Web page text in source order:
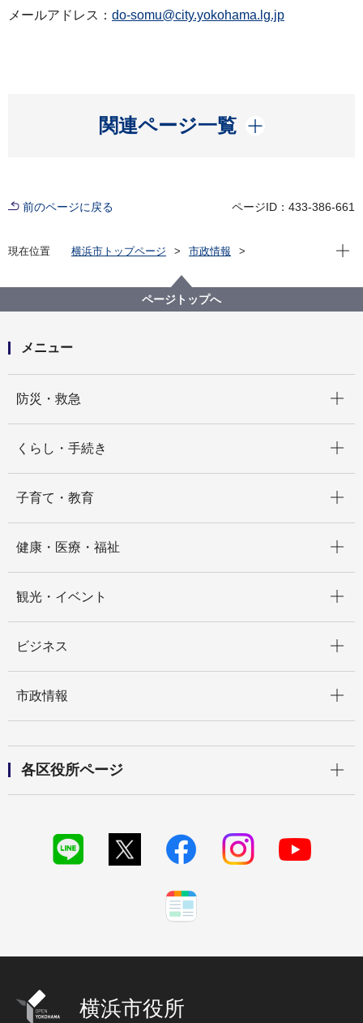
メールアドレス： do-somu@city.yokohama.lg.jp
関連ページ一覧
開く
前のページに戻る ページID：433-386-661
現在位置 横浜市トップページ
市政情報
記者発表 2021年度
令和４年度道路局予算概要について
現在
ページトップへ
メニュー
防災・救急
くらし・手続き
子育て・教育
健康・医療・福祉
観光・イベント
ビジネス
市政情報
各区役所ページ
横浜市役所